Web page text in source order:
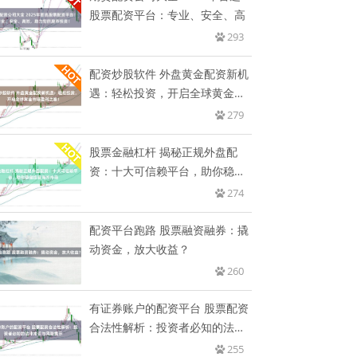
股票配资平台：专业、安全、高
293
配资炒股软件 外盘黄金配资新机
遇：轻松投资，开启全球黄金市
279
股票金融杠杆 揭秘正规外盘配
资：十大可信赖平台，助你稳健
274
配资平台跑路 股票融资融券：撬
动资金，放大收益？
260
有证券账户的配资平台 股票配资
合法性解析：投资者必知的法律
255